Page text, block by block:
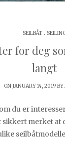
SEILBÅT.
for deg
langt
ON JANUARY 14, 2019 BY
du er
sikkert merket at